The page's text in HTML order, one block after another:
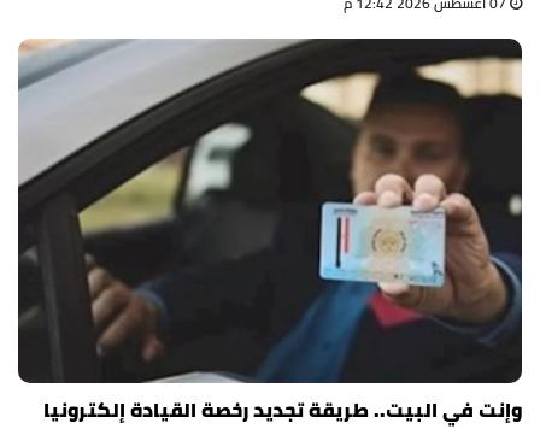
وإنت في البيت.. طريقة تجديد رخصة القيادة إلكترونيا